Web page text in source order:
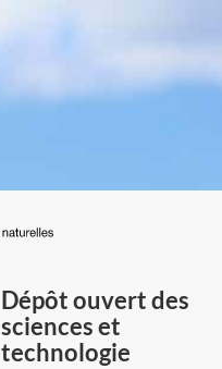
du
Canada
Dépôt ouvert des
sciences et
technologie